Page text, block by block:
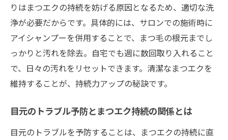
りはまつエクの持続を妨げる原因となるため、適切な洗
浄が必要だからです。具体的には、サロンでの施術時に
アイシャンプーを併用することで、まつ毛の根元までし
っかりと汚れを除去。自宅でも週に数回取り入れること
で、日々の汚れをリセットできます。清潔なまつエクを
維持することが、持続力アップの秘訣です。
目元のトラブル予防とまつエク持続の関係とは
目元のトラブルを予防することは、まつエクの持続に直